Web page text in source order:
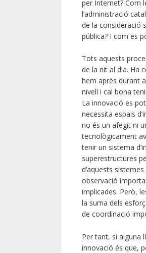
per Internet? Com
l’administració
de la consideració
pública? I com es
Tots aquests
de la nit al dia. Ha
hem après durant
nivell i cal bona
La innovació es
necessita espais
no és un afegit ni
tecnològicament
tenir un sistema
superestructures
d’aquests
observació
implicades. Però,
la suma dels
de coordinació
Per tant, si alguna
innovació és que,